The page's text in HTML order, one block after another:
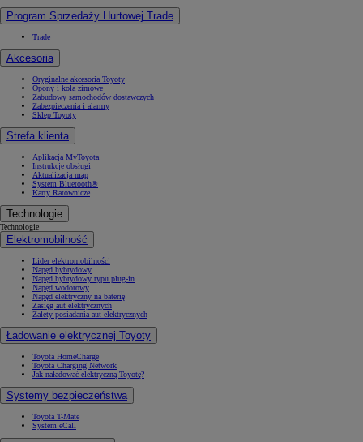
Program Sprzedaży Hurtowej Trade
Trade
Akcesoria
Oryginalne akcesoria Toyoty
Opony i koła zimowe
Zabudowy samochodów dostawczych
Zabezpieczenia i alarmy
Sklep Toyoty
Strefa klienta
Aplikacja MyToyota
Instrukcje obsługi
Aktualizacja map
System Bluetooth®
Karty Ratownicze
Technologie
Technologie
Elektromobilność
Lider elektromobilności
Napęd hybrydowy
Napęd hybrydowy typu plug-in
Napęd wodorowy
Napęd elektryczny na baterię
Zasięg aut elektrycznych
Zalety posiadania aut elektrycznych
Ładowanie elektrycznej Toyoty
Toyota HomeCharge
Toyota Charging Network
Jak naładować elektryczną Toyotę?
Systemy bezpieczeństwa
Toyota T-Mate
System eCall